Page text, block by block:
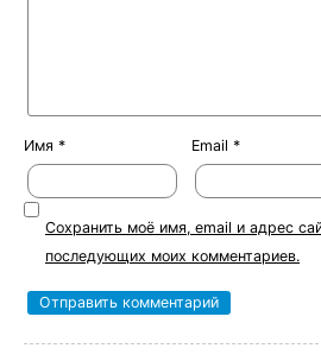
Имя * Email *
Сохранить моё имя, email и адрес
последующих моих комментариев.